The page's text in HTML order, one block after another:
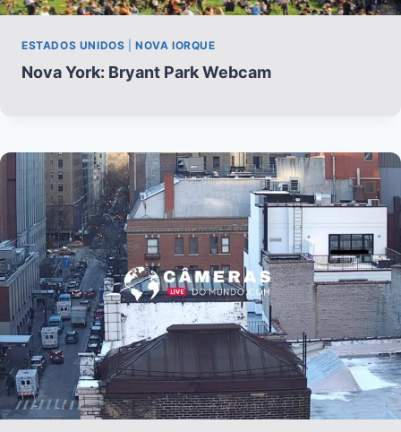
ESTADOS UNIDOS |NOVA IORQUE
Nova York: Bryant Park Webcam